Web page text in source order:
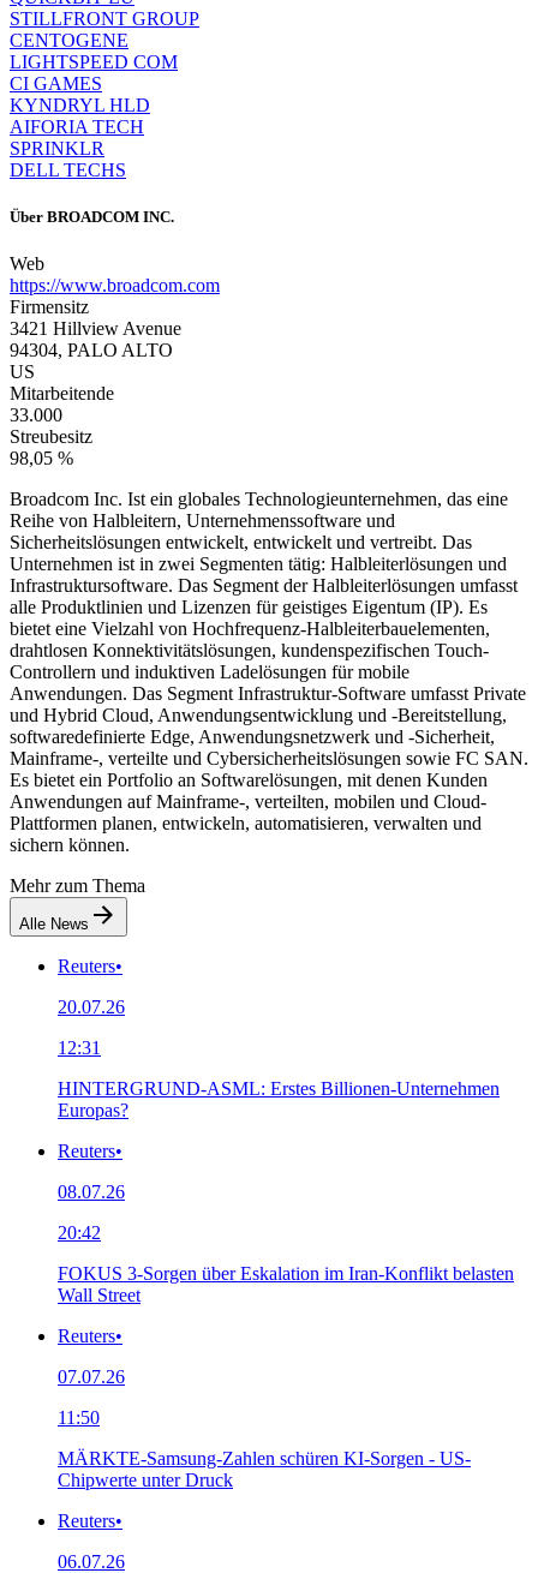
STILLFRONT GROUP
CENTOGENE
LIGHTSPEED COM
CI GAMES
KYNDRYL HLD
AIFORIA TECH
SPRINKLR
DELL TECHS
Über BROADCOM INC.
Web
https://www.broadcom.com
Firmensitz
3421 Hillview Avenue
94304, PALO ALTO
US
Mitarbeitende
33.000
Streubesitz
98,05 %
Broadcom Inc. Ist ein globales Technologieunternehmen, das eine
Reihe von Halbleitern, Unternehmenssoftware und
Sicherheitslösungen entwickelt, entwickelt und vertreibt. Das
Unternehmen ist in zwei Segmenten tätig: Halbleiterlösungen und
Infrastruktursoftware. Das Segment der Halbleiterlösungen umfasst
alle Produktlinien und Lizenzen für geistiges Eigentum (IP). Es
bietet eine Vielzahl von Hochfrequenz-Halbleiterbauelementen,
drahtlosen Konnektivitätslösungen, kundenspezifischen Touch-
Controllern und induktiven Ladelösungen für mobile
Anwendungen. Das Segment Infrastruktur-Software umfasst Private
und Hybrid Cloud, Anwendungsentwicklung und -Bereitstellung,
softwaredefinierte Edge, Anwendungsnetzwerk und -Sicherheit,
Mainframe-, verteilte und Cybersicherheitslösungen sowie FC SAN.
Es bietet ein Portfolio an Softwarelösungen, mit denen Kunden
Anwendungen auf Mainframe-, verteilten, mobilen und Cloud-
Plattformen planen, entwickeln, automatisieren, verwalten und
sichern können.
Mehr zum Thema
Alle News
Reuters•
20.07.26
12:31
HINTERGRUND-ASML: Erstes Billionen-Unternehmen
Europas?
Reuters•
08.07.26
20:42
FOKUS 3-Sorgen über Eskalation im Iran-Konflikt belasten
Wall Street
Reuters•
07.07.26
11:50
MÄRKTE-Samsung-Zahlen schüren KI-Sorgen - US-
Chipwerte unter Druck
Reuters•
06.07.26